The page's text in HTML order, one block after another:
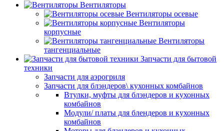
Вентиляторы
Вентиляторы осевые
Вентиляторы
корпусные
Вентиляторы
тангенциальные
Запчасти для бытовой
техники
Запчасти для аэрогриля
Запчасти для блэндеров\ кухонных комбайнов
Втулки, муфты для блэндеров и кухонных
комбайнов
Модули/ платы для блендеров и кухонных
комбайнов